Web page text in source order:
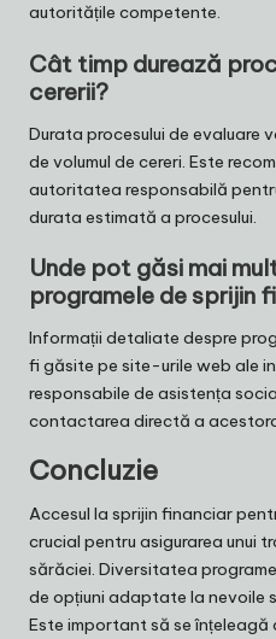
autoritățile competente.
Cât timp durează
cererii?
Durata procesului de evaluare
de volumul de cereri. Este
autoritatea responsabilă
durata estimată a procesului.
Unde pot găsi mai
programele de sprijin
Informații detaliate despre
fi găsite pe site-urile web ale
responsabile de asistența
contactarea directă a
Concluzie
Accesul la sprijin financiar
crucial pentru asigurarea unui
sărăciei. Diversitatea
de opțiuni adaptate la nevoile
Este important să se